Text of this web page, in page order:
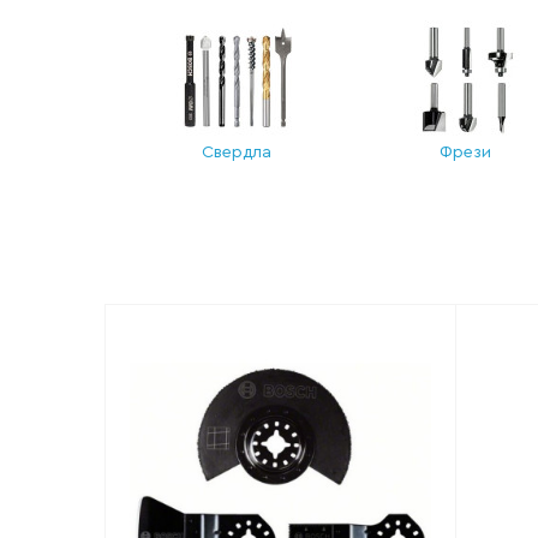
Свердла Фрези